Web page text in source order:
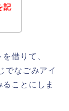
記
借りて、
でなごみアイ
ことにしま